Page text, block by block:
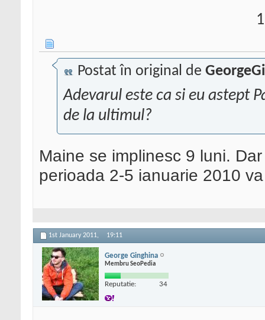
Postat în original de
Adevarul este ca si eu astept
de la ultimul?
Maine se implinesc 9 luni.
perioada 2-5 ianuarie 2010
1st January 2011, 19:11
George Ginghina
Membru SeoPedia
Reputatie: 34